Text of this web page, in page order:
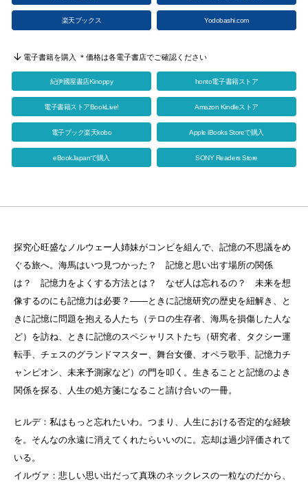
楽天ブックス Yodobashi.com
電子書籍を購入 ＊価格は各電子書店でご確認ください
紀伊國屋書店Kinoppy honto電子書籍ストア
電子書籍ストアBookLive! Amazon Kindleストア
電子ブック楽天kobo Apple iBooks Storeで購入
eBookJapanで購入 SONY Readers Store
探究心旺盛なノルウェー人姉妹がコンビを組んで、記憶の不思議をめ
ぐる旅へ。海馬はいつ見つかった？ 記憶と思い出す場所の関係
は？ 記憶力をよくする方法とは？ なぜ人は忘れるの？ 未来を想
像するのにも記憶力は必要？――ときに記憶研究の歴史を紐解き、と
きに記憶に問題を抱える人たち（テロの生存者、海馬を損傷した人な
ど）を訪ね、ときに記憶のスペシャリストたち（研究者、タクシー運
転手、チェスのグランドマスター、舞台女優、オペラ歌手、記憶力チ
ャンピオン、未来予測家など）の門を叩く。生きることと記憶のよき
関係を探る、人生の処方箋になること請け合いの一冊。
ヒルデ：私はもっと忘れたいわ。つまり、人生における否定的な経験
を。そんなの永遠に消えてくれたらいいのに。忘却は過少評価されて
いる。
イルヴァ：悲しい思い出だって真珠のネックレスの一粒なのだから、